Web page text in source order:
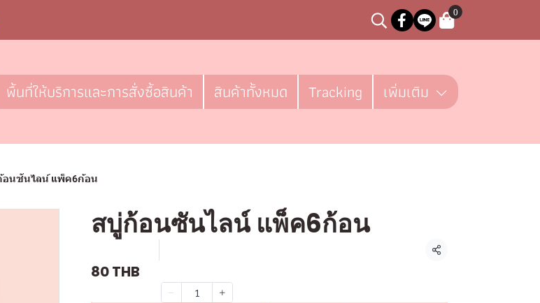
0
พื้นที่ให้บริการและการสั่งซื้อสินค้า สินค้าทั้งหมด Tracking เพิ่มเติม
อนซันไลน์ แพ็ค6ก้อน
สบู่ก้อนซันไลน์ แพ็ค6ก้อน
แชร์
80 THB